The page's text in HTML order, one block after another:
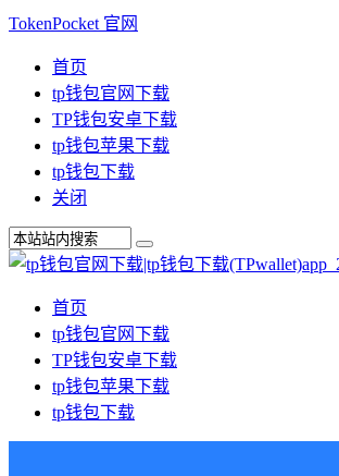
TokenPocket 官网
首页
tp钱包官网下载
TP钱包安卓下载
tp钱包苹果下载
tp钱包下载
关闭
首页
tp钱包官网下载
TP钱包安卓下载
tp钱包苹果下载
tp钱包下载